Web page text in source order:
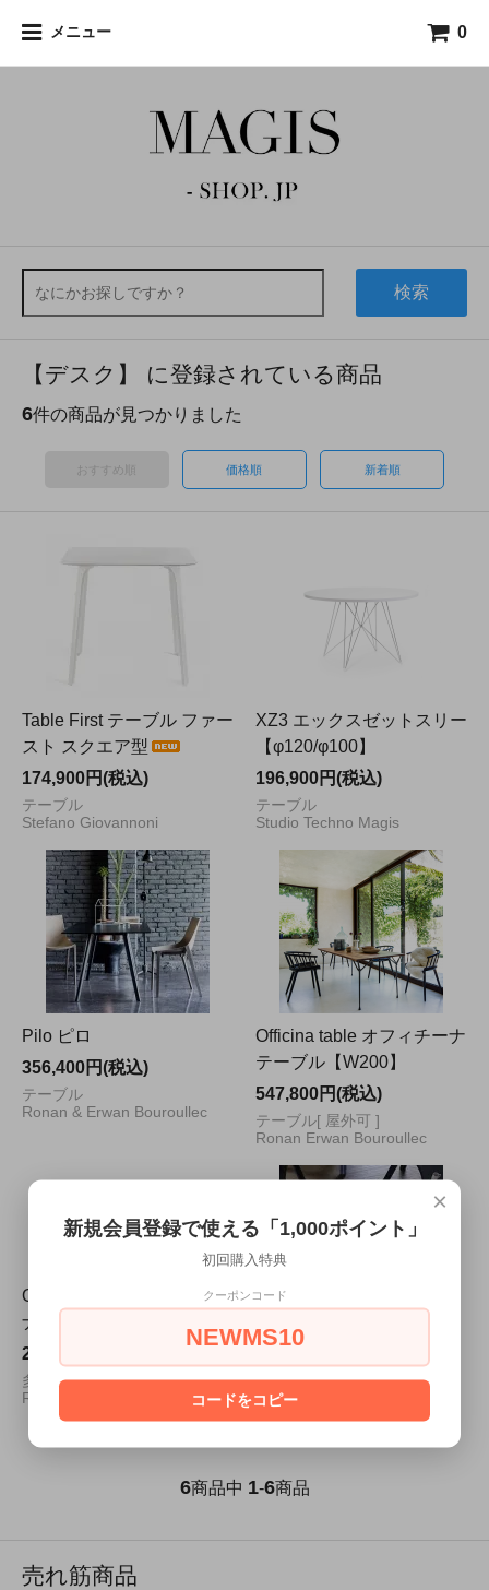
メニュー 0
検索
【デスク】 に登録されている商品
6件の商品が見つかりました
おすすめ順 価格順 新着順
Table First テーブル ファー
スト スクエア型
174,900円(税込)
テーブル
Stefano Giovannoni
XZ3 エックスゼットスリー
【φ120/φ100】
196,900円(税込)
テーブル
Studio Techno Magis
Pilo ピロ
356,400円(税込)
テーブル
Ronan & Erwan Bouroullec
Officina table オフィチーナ
テーブル【W200】
547,800円(税込)
テーブル[ 屋外可 ]
Ronan Erwan Bouroullec
Officina bistrot オフィチー
ナ ビストロ【W120】
279,400円(税込)
多目的テーブル[ 屋外可 ]
Ronan Erwan Bouroullec
Bureaurama Table ブリュ
ーラマ テーブル
286,000円(税込)
6商品中 1-6商品
売れ筋商品
×
新規会員登録で使える「1,000ポイント」
初回購入特典
クーポンコード
NEWMS10
コードをコピー